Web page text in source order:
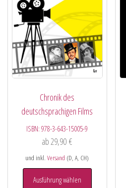
Chronik des
deutschsprachigen Films
ISBN:978-3-643-15005-9
ab29,90€
und inkl.Versand (D, A, CH)
Ausführung wählen